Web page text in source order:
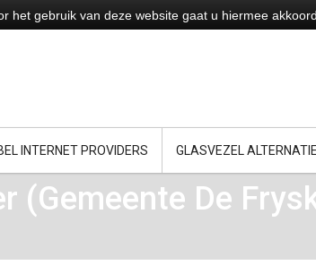
INTERNET PROVIDERS GLASVEZEL
(Gemeente De
het gebruik van deze website gaat u hiermee